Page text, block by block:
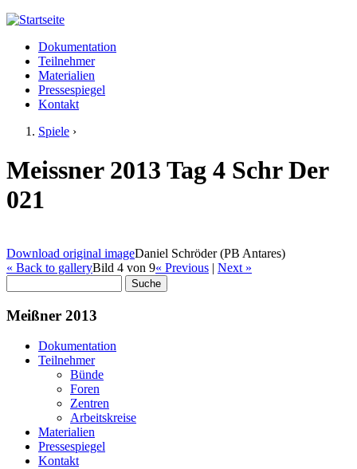
Jump to navigation
Meißner 2013
Hauptmenü
Dokumentation
Teilnehmer
Materialien
Pressespiegel
Kontakt
Spiele ›
Meissner 2013 Tag 4 Schr Der
021
Download original imageDaniel Schröder (PB Antares)
« Back to galleryBild 4 von 9« Previous | Next »
Meißner 2013
Dokumentation
Teilnehmer
Bünde
Foren
Zentren
Arbeitskreise
Materialien
Pressespiegel
Kontakt